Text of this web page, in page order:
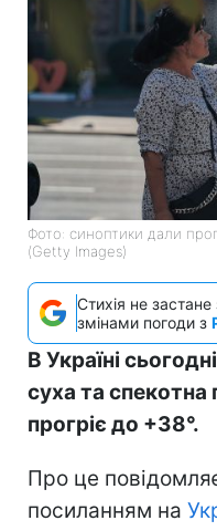
Фото: синоптики дали
(Getty Images)
Стихія не
змінами погоди з
В Україні
суха та
прогріє до +38°.
Про це
посиланням на